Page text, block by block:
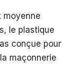
moyenne
le plastique
conçue pour
maçonnerie